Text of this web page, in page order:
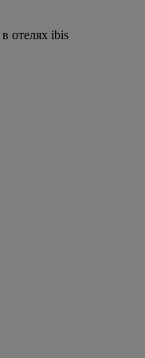
в отелях ibis